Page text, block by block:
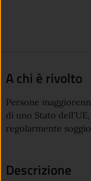
A chi è rivolto
Persone
di uno Stato
regolarmente
Descrizione